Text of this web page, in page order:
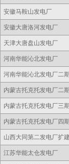
安徽马鞍山发电厂
安徽大唐洛河发电厂
天津大唐盘山发电厂
河南华能沁北发电厂
河南华能沁北发电厂二
内蒙古托克托发电厂二
内蒙古托克托发电厂三
内蒙古托克托发电厂四
山西大同第二发电厂扩
江苏华能太仓发电厂